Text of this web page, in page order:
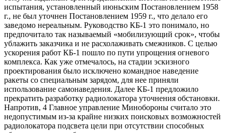
испытания, установленный июньским Постановлением 1958
г., не был уточнен Постановлением 1959 г., что делало его
заведомо нереальным. Руководство КБ-1 это понимало, но
предпочитало так называемый «мобилизующий срок», чтобы
ублажить заказчика и не расхолаживать смежников. С целью
ускорения работ КБ-1 пошло по пути упрощения огневого
комплекса. Как уже отмечалось, на стадии эскизного
проектирования было исключено командное наведение
ракеты со специальным зарядом, для нее приняли
использование самонаведения. Далее КБ-1 предложило
прекратить разработку радиолокатора уточнения обстановки.
Напротив, 4 Главное управление Минобороны считало это
недопустимым из-за крайне низких поисковых возможностей
радиолокатора подсвета цели при отсутствии способных